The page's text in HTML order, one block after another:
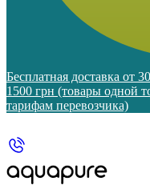
Бесплатная доставка от
1500 грн (товары одной
тарифам перевозчика)